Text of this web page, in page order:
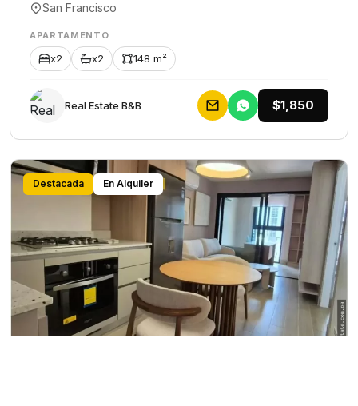
San Francisco
APARTAMENTO
x2 x2 148 m²
Rеаl Еstаtе В&В $1,850
Destacada En Alquiler